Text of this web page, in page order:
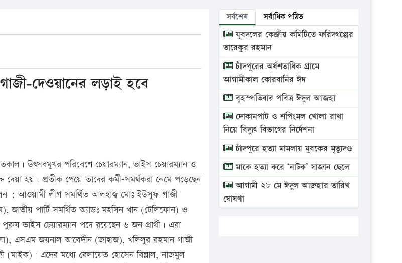
দেওয়ানের লড়াই হবে
উৎসবমুখর পরিবেশে চেয়ারম্যান, ভাইস চেয়ারম্যান ও
দেয়া হয়। প্রতীক পেয়ে তাদের কর্মী-সমর্থকরা নেমে পড়েছেন
: আওয়ামী লীগ সমর্থিত আলহাজ্ব মোঃ ইউসুফ গাজী
পার্টি সমর্থিত অ্যাডঃ মহসিন খান (টেলিফোন) ও
ভাইস চেয়ারম্যান পদে রয়েছেন ৬ জন প্রার্থী। এরা
এসএম জয়নাল আবেদীন (জাহাজ), খলিলুর রহমান গাজী
(মাইক)। এদের মধ্যে বেলায়েত হোসেন বিল্লাল, নাজমুল
সর্বশেষ সর্বাধিক পঠিত
যুবদলের কেন্দ্রীয় কমিটিতে ফরিদগঞ্জের
তারেকুর রহমান
চাঁদপুরের অর্ধশতাধিক গ্রামে
আগামীকাল কোরবানির ঈদ
বৃহস্পতিবার পবিত্র ঈদুল আজহা
দোকানপাট ও শপিংমল খোলা রাখা
নিয়ে বিদ্যুৎ বিভাগের নির্দেশনা
চাঁদপুরে হত্যা মামলায় যুবকের মৃত্যুদণ্ড
মাকে হত্যা করে ‘নাটক’ সাজান ছেলে
আগামী ২৮ মে ঈদুল আজহার তারিখ
ঘোষণা